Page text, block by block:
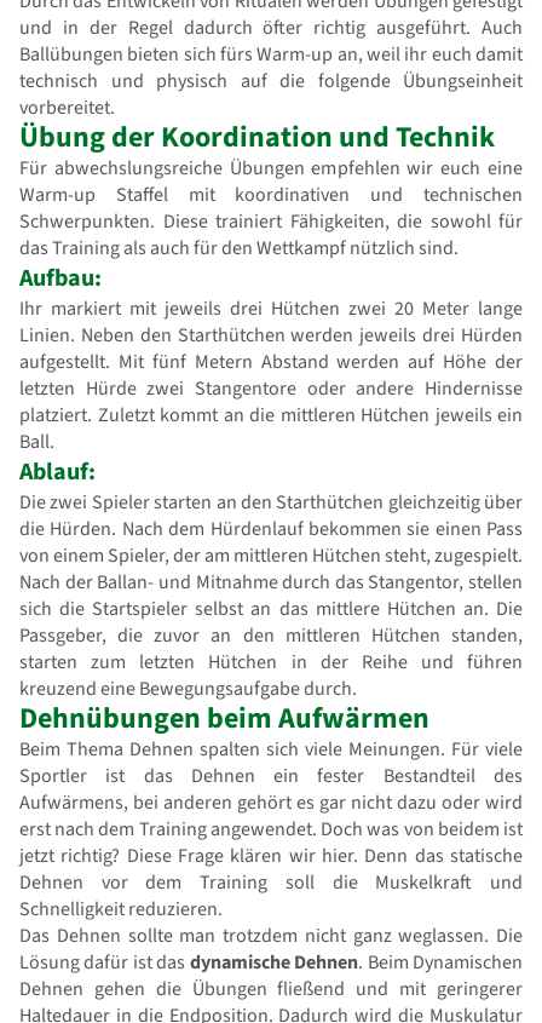
und in der Regel dadurch öfter richtig ausgeführt. Auch
Ballübungen bieten sich fürs Warm-up an, weil ihr euch damit
technisch und physisch auf die folgende Übungseinheit
vorbereitet.
Übung der Koordination und Technik
Für abwechslungsreiche Übungen empfehlen wir euch eine
Warm-up Staffel mit koordinativen und technischen
Schwerpunkten. Diese trainiert Fähigkeiten, die sowohl für
das Training als auch für den Wettkampf nützlich sind.
Aufbau:
Ihr markiert mit jeweils drei Hütchen zwei 20 Meter lange
Linien. Neben den Starthütchen werden jeweils drei Hürden
aufgestellt. Mit fünf Metern Abstand werden auf Höhe der
letzten Hürde zwei Stangentore oder andere Hindernisse
platziert. Zuletzt kommt an die mittleren Hütchen jeweils ein
Ball.
Ablauf:
Die zwei Spieler starten an den Starthütchen gleichzeitig über
die Hürden. Nach dem Hürdenlauf bekommen sie einen Pass
von einem Spieler, der am mittleren Hütchen steht, zugespielt.
Nach der Ballan- und Mitnahme durch das Stangentor, stellen
sich die Startspieler selbst an das mittlere Hütchen an. Die
Passgeber, die zuvor an den mittleren Hütchen standen,
starten zum letzten Hütchen in der Reihe und führen
kreuzend eine Bewegungsaufgabe durch.
Dehnübungen beim Aufwärmen
Beim Thema Dehnen spalten sich viele Meinungen. Für viele
Sportler ist das Dehnen ein fester Bestandteil des
Aufwärmens, bei anderen gehört es gar nicht dazu oder wird
erst nach dem Training angewendet. Doch was von beidem ist
jetzt richtig? Diese Frage klären wir hier. Denn das statische
Dehnen vor dem Training soll die Muskelkraft und
Schnelligkeit reduzieren.
Das Dehnen sollte man trotzdem nicht ganz weglassen. Die
Lösung dafür ist das dynamische Dehnen. Beim Dynamischen
Dehnen gehen die Übungen fließend und mit geringerer
Haltedauer in die Endposition. Dadurch wird die Muskulatur